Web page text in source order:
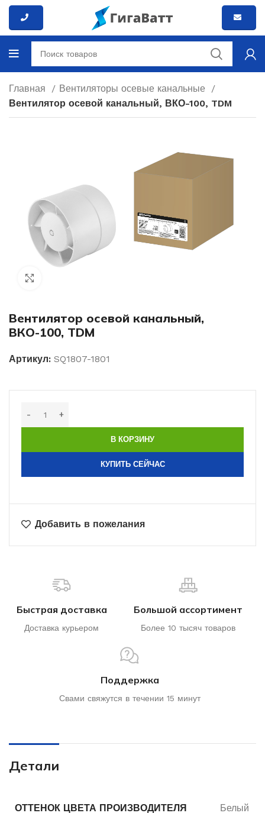
Главная
Вентиляторы осевые канальные
Вентилятор осевой канальный, ВКО-100, TDM
Вентилятор осевой канальный,
ВКО-100, TDM
Артикул: SQ1807-1801
В КОРЗИНУ
КУПИТЬ СЕЙЧАС
Добавить в пожелания
Быстрая доставка
Доставка курьером
Большой ассортимент
Более 10 тысяч товаров
Поддержка
Свами свяжутся в течении 15 минут
Детали
ОТТЕНОК ЦВЕТА ПРОИЗВОДИТЕЛЯ Белый